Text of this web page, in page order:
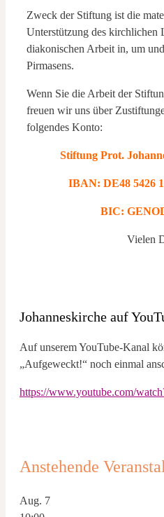
Zweck der Stiftung ist die
Unterstützung des kirchlichen
diakonischen Arbeit in, um
Pirmasens.
Wenn Sie die Arbeit der
freuen wir uns über
folgendes Konto:
Stiftung Prot.
IBAN: DE48 5426
BIC:
Vielen
Johanneskirche auf
Auf unserem YouTube-Kanal
„Aufgeweckt!“ noch einmal
https://www.youtube.com/
Anstehende
Aug. 7